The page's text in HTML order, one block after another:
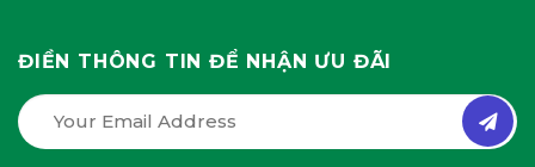
ĐIỀN THÔNG TIN ĐỂ NHẬN ƯU ĐÃI